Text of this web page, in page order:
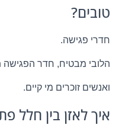
טובים?
חדרי פגישה.
הלובי מבטיח, חדר הפגישה
ואנשים זוכרים מי קיים.
איך לאזן בין חלל